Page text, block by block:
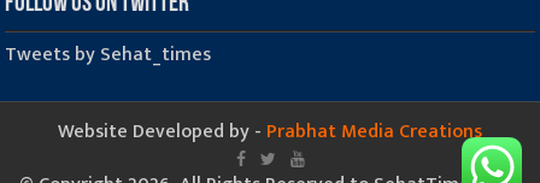
Tweets by Sehat_times
Website Developed by - Prabhat Media Creations